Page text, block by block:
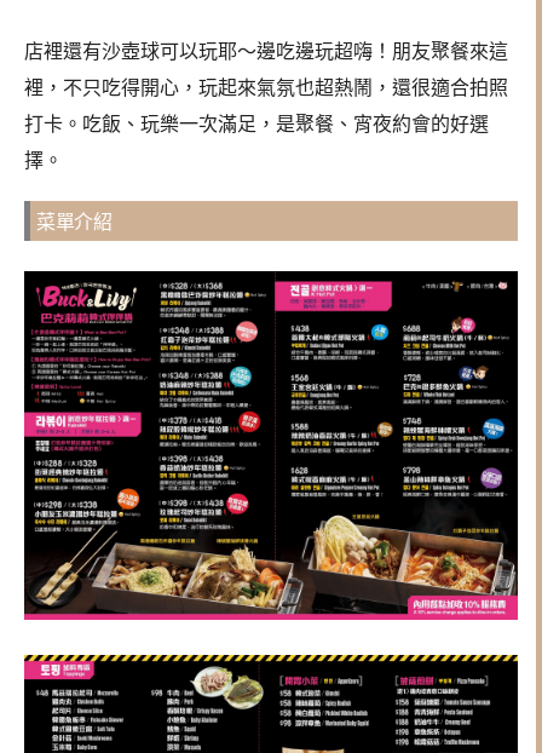
店裡還有沙壺球可以玩耶～邊吃邊玩超嗨！朋友聚餐來這
裡，不只吃得開心，玩起來氣氛也超熱鬧，還很適合拍照
打卡。吃飯、玩樂一次滿足，是聚餐、宵夜約會的好選
擇。
菜單介紹